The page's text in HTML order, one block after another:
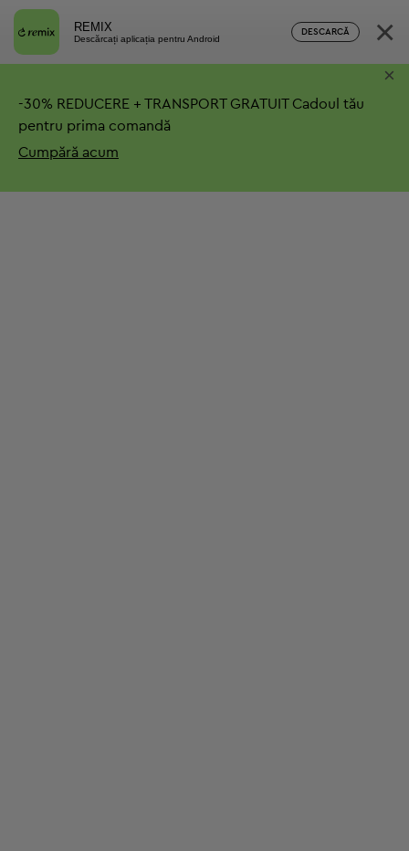
REMIX
Descărcați aplicația pentru Android
DESCARCĂ ×
-30% REDUCERE + TRANSPORT GRATUITCadoul tău
pentru prima comandă
Cumpără acum
×